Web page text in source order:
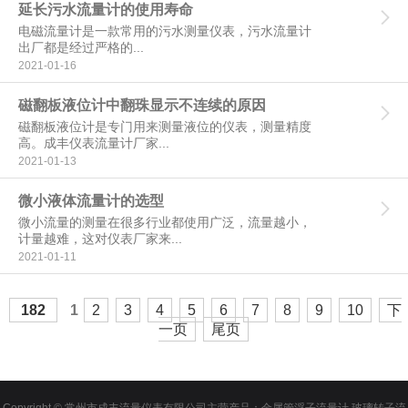
延长污水流量计的使用寿命
电磁流量计是一款常用的污水测量仪表，污水流量计
出厂都是经过严格的...
2021-01-16
磁翻板液位计中翻珠显示不连续的原因
磁翻板液位计是专门用来测量液位的仪表，测量精度
高。成丰仪表流量计厂家...
2021-01-13
微小液体流量计的选型
微小流量的测量在很多行业都使用广泛，流量越小，
计量越难，这对仪表厂家来...
2021-01-11
182 1 2 3 4 5 6 7 8 9 10
下
一页
尾页